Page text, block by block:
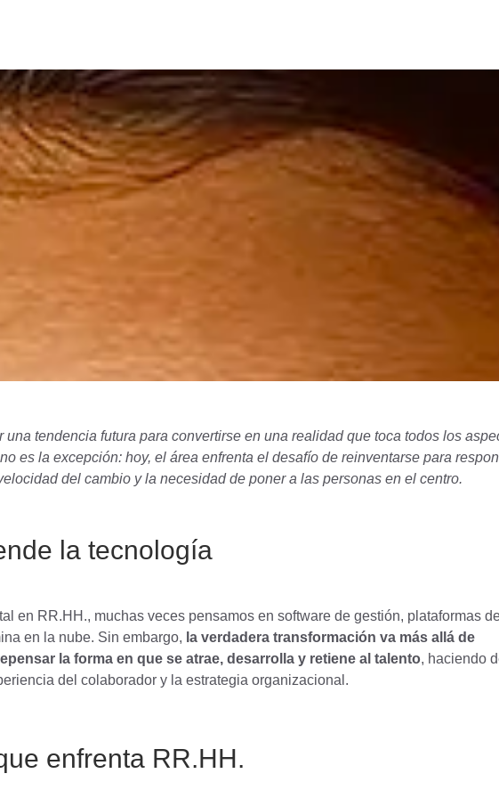
tendencia futura para convertirse en una realidad que toca todos los
es la excepción: hoy, el área enfrenta el desafío de reinventarse para
del cambio y la necesidad de poner a las personas en el centro.
la tecnología
en RR.HH., muchas veces pensamos en software de gestión, plataformas
en la nube. Sin embargo, la verdadera transformación va más allá de
la forma en que se atrae, desarrolla y retiene al talento, haciendo
del colaborador y la estrategia organizacional.
enfrenta RR.HH.